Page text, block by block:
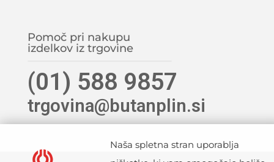
Naša spletna stran uporablja
Pomoč pri nakupu
izdelkov iz trgovine
(01) 588 9857
trgovina@butanplin.si